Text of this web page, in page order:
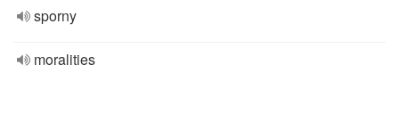
sporny
moralities